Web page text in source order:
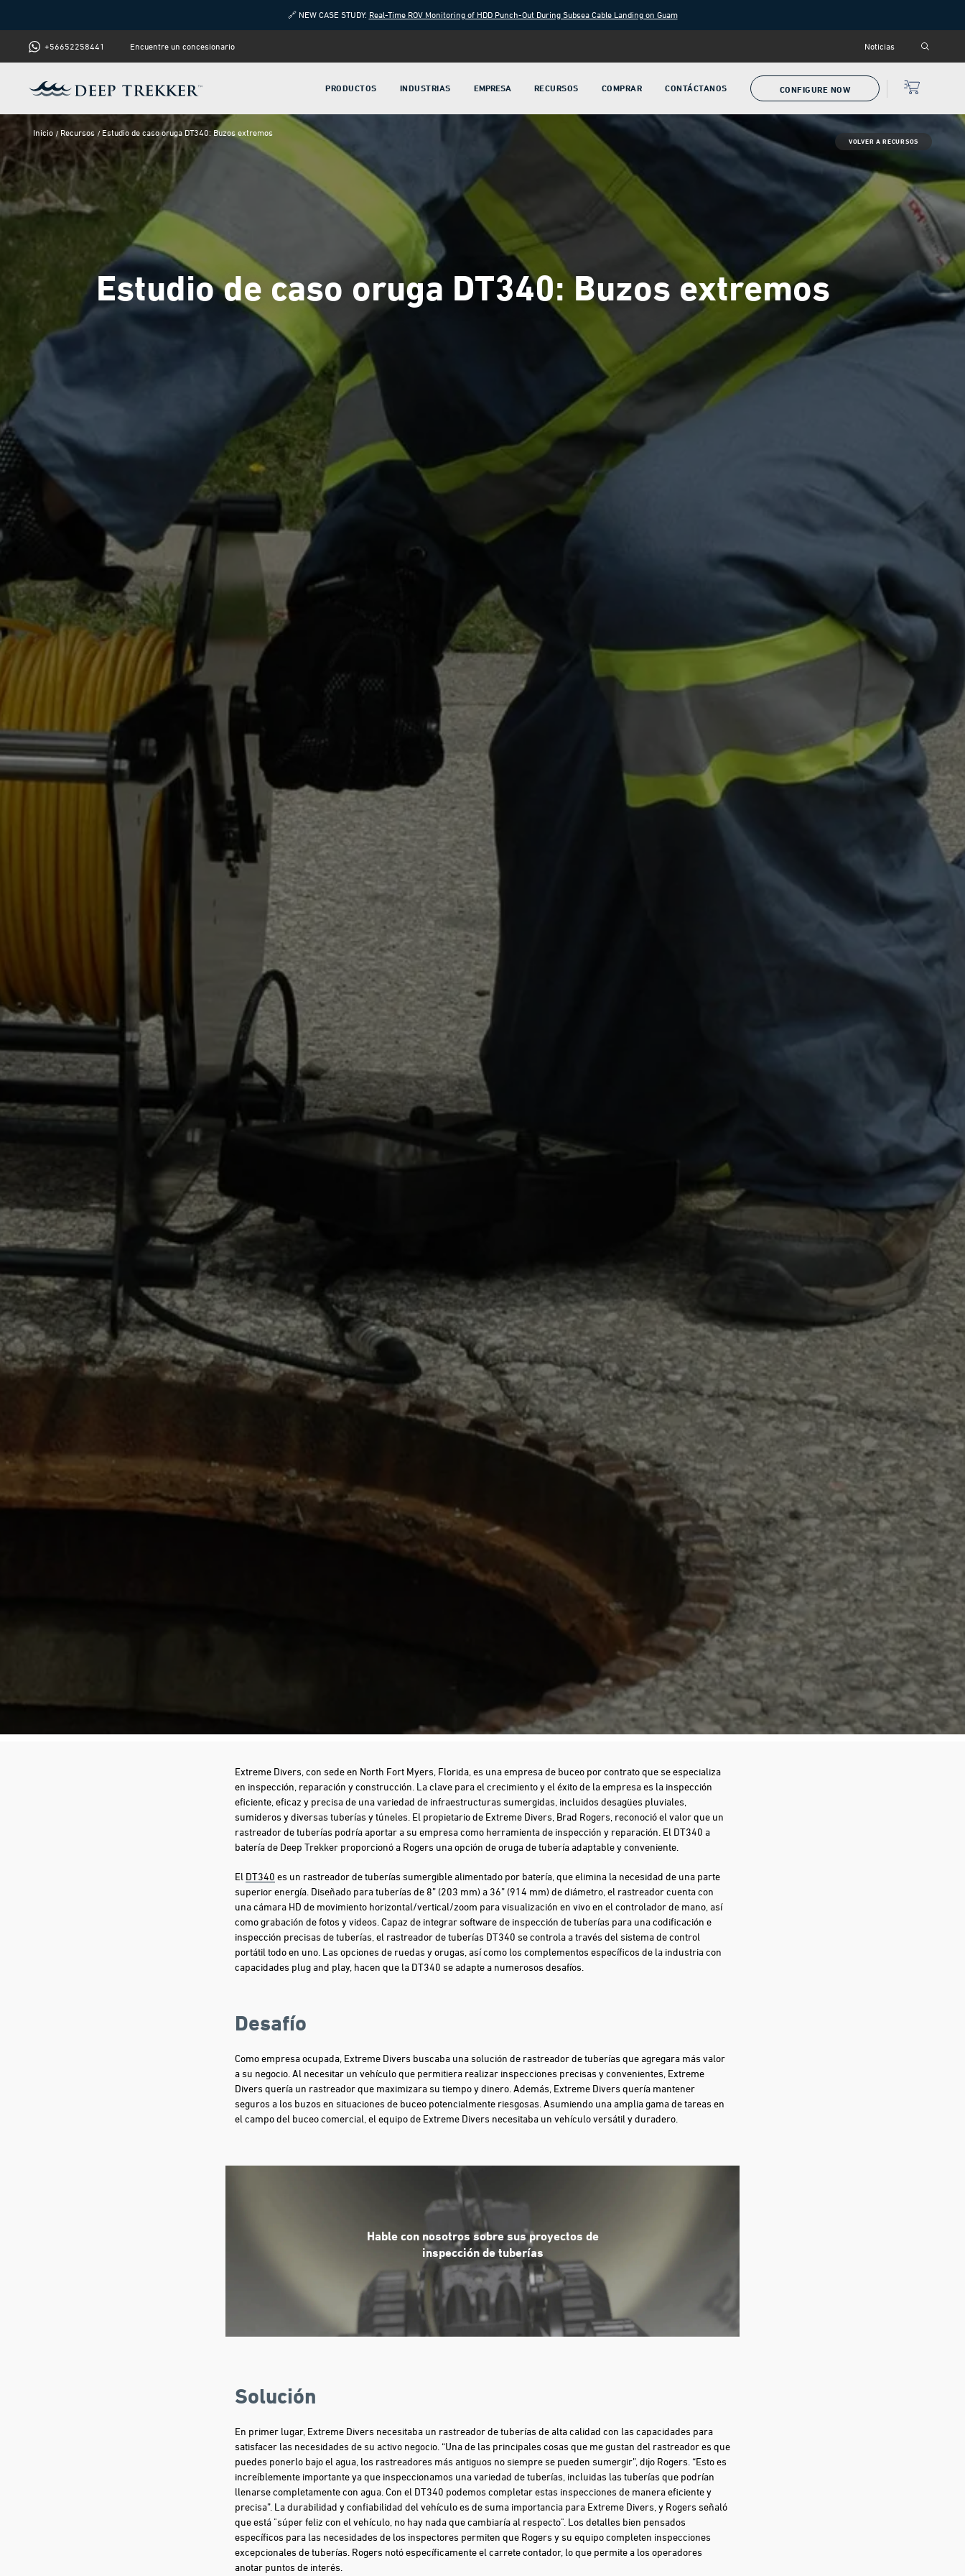
🔗 NEW CASE STUDY: Real-Time ROV Monitoring of HDD Punch-Out During Subsea Cable Landing on Guam
+56652258441 Encuentre un concesionario Noticias
PRODUCTOS INDUSTRIAS EMPRESA RECURSOS COMPRAR CONTÁCTANOS CONFIGURE NOW
Inicio Recursos Estudio de caso oruga DT340: Buzos extremos
VOLVER A RECURSOS
Estudio de caso oruga DT340: Buzos extremos
Extreme Divers, con sede en North Fort Myers, Florida, es una empresa de buceo por contrato que se especializa
en inspección, reparación y construcción. La clave para el crecimiento y el éxito de la empresa es la inspección
eficiente, eficaz y precisa de una variedad de infraestructuras sumergidas, incluidos desagües pluviales,
sumideros y diversas tuberías y túneles. El propietario de Extreme Divers, Brad Rogers, reconoció el valor que un
rastreador de tuberías podría aportar a su empresa como herramienta de inspección y reparación. El DT340 a
batería de Deep Trekker proporcionó a Rogers una opción de oruga de tubería adaptable y conveniente.
El DT340 es un rastreador de tuberías sumergible alimentado por batería, que elimina la necesidad de una parte
superior energía. Diseñado para tuberías de 8” (203 mm) a 36” (914 mm) de diámetro, el rastreador cuenta con
una cámara HD de movimiento horizontal/vertical/zoom para visualización en vivo en el controlador de mano, así
como grabación de fotos y videos. Capaz de integrar software de inspección de tuberías para una codificación e
inspección precisas de tuberías, el rastreador de tuberías DT340 se controla a través del sistema de control
portátil todo en uno. Las opciones de ruedas y orugas, así como los complementos específicos de la industria con
capacidades plug and play, hacen que la DT340 se adapte a numerosos desafíos.
Desafío
Como empresa ocupada, Extreme Divers buscaba una solución de rastreador de tuberías que agregara más valor
a su negocio. Al necesitar un vehículo que permitiera realizar inspecciones precisas y convenientes, Extreme
Divers quería un rastreador que maximizara su tiempo y dinero. Además, Extreme Divers quería mantener
seguros a los buzos en situaciones de buceo potencialmente riesgosas. Asumiendo una amplia gama de tareas en
el campo del buceo comercial, el equipo de Extreme Divers necesitaba un vehículo versátil y duradero.
Hable con nosotros sobre sus proyectos de
inspección de tuberías
Solución
En primer lugar, Extreme Divers necesitaba un rastreador de tuberías de alta calidad con las capacidades para
satisfacer las necesidades de su activo negocio. “Una de las principales cosas que me gustan del rastreador es que
puedes ponerlo bajo el agua, los rastreadores más antiguos no siempre se pueden sumergir”, dijo Rogers. “Esto es
increíblemente importante ya que inspeccionamos una variedad de tuberías, incluidas las tuberías que podrían
llenarse completamente con agua. Con el DT340 podemos completar estas inspecciones de manera eficiente y
precisa”. La durabilidad y confiabilidad del vehículo es de suma importancia para Extreme Divers, y Rogers señaló
que está "súper feliz con el vehículo, no hay nada que cambiaría al respecto". Los detalles bien pensados ​​
específicos para las necesidades de los inspectores permiten que Rogers y su equipo completen inspecciones
excepcionales de tuberías. Rogers notó específicamente el carrete contador, lo que permite a los operadores
anotar puntos de interés.